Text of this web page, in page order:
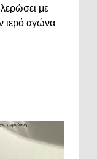
με
ιερό αγώνα